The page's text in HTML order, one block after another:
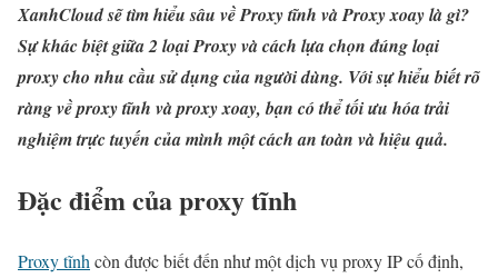
XanhCloud sẽ tìm hiểu sâu về Proxy tĩnh và Proxy xoay là gì?
Sự khác biệt giữa 2 loại Proxy và cách lựa chọn đúng loại
proxy cho nhu cầu sử dụng của người dùng. Với sự hiểu biết rõ
ràng về proxy tĩnh và proxy xoay, bạn có thể tối ưu hóa trải
nghiệm trực tuyến của mình một cách an toàn và hiệu quả.
Đặc điểm của proxy tĩnh
Proxy tĩnh còn được biết đến như một dịch vụ proxy IP cố định,